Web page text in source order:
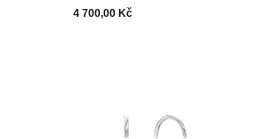
bílého zlata SRDCE
4 700,00 Kč